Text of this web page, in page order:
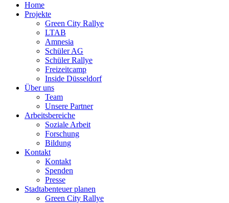
Home
Projekte
Green City Rallye
LTAB
Amnesia
Schüler AG
Schüler Rallye
Freizeitcamp
Inside Düsseldorf
Über uns
Team
Unsere Partner
Arbeitsbereiche
Soziale Arbeit
Forschung
Bildung
Kontakt
Kontakt
Spenden
Presse
Stadtabenteuer planen
Green City Rallye